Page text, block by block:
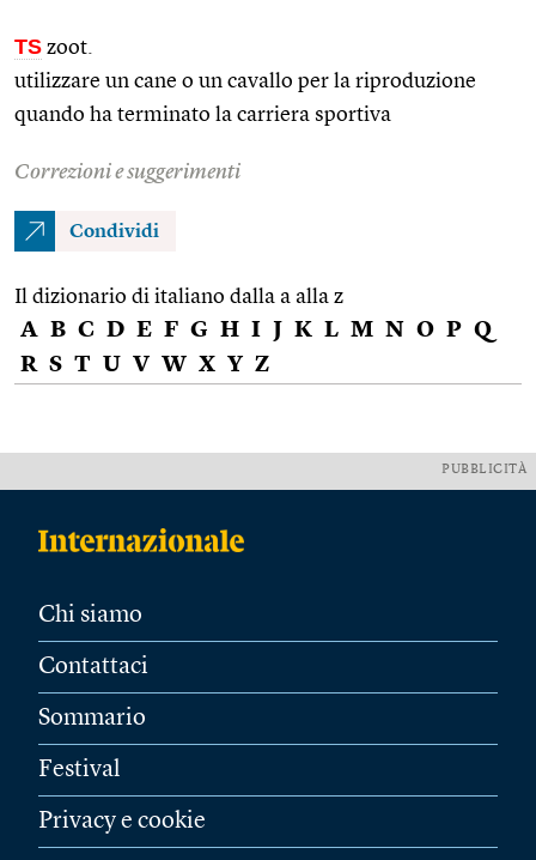
TS zoot.
utilizzare un cane o un cavallo per la riproduzione
quando ha terminato la carriera sportiva
Correzioni e suggerimenti
Condividi
Il dizionario di italiano dalla a alla z
A B C D E F G H I J K L M N O P Q
R S T U V W X Y Z
PUBBLICITÀ
Chi siamo
Contattaci
Sommario
Festival
Privacy e cookie